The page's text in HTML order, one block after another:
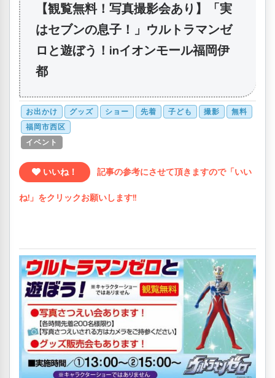
【観覧無料！写真撮影会あり】「実
はセブンの息子！」ウルトラマンゼ
ロと遊ぼう！inイオンモール福岡伊
都
お出かけ グッズ ショー 先着 子ども 撮影
無料
福岡市西区
イベント
いいね！ 記事の参考にさせて頂きますので「いい
ね!」をクリックお願いします!!